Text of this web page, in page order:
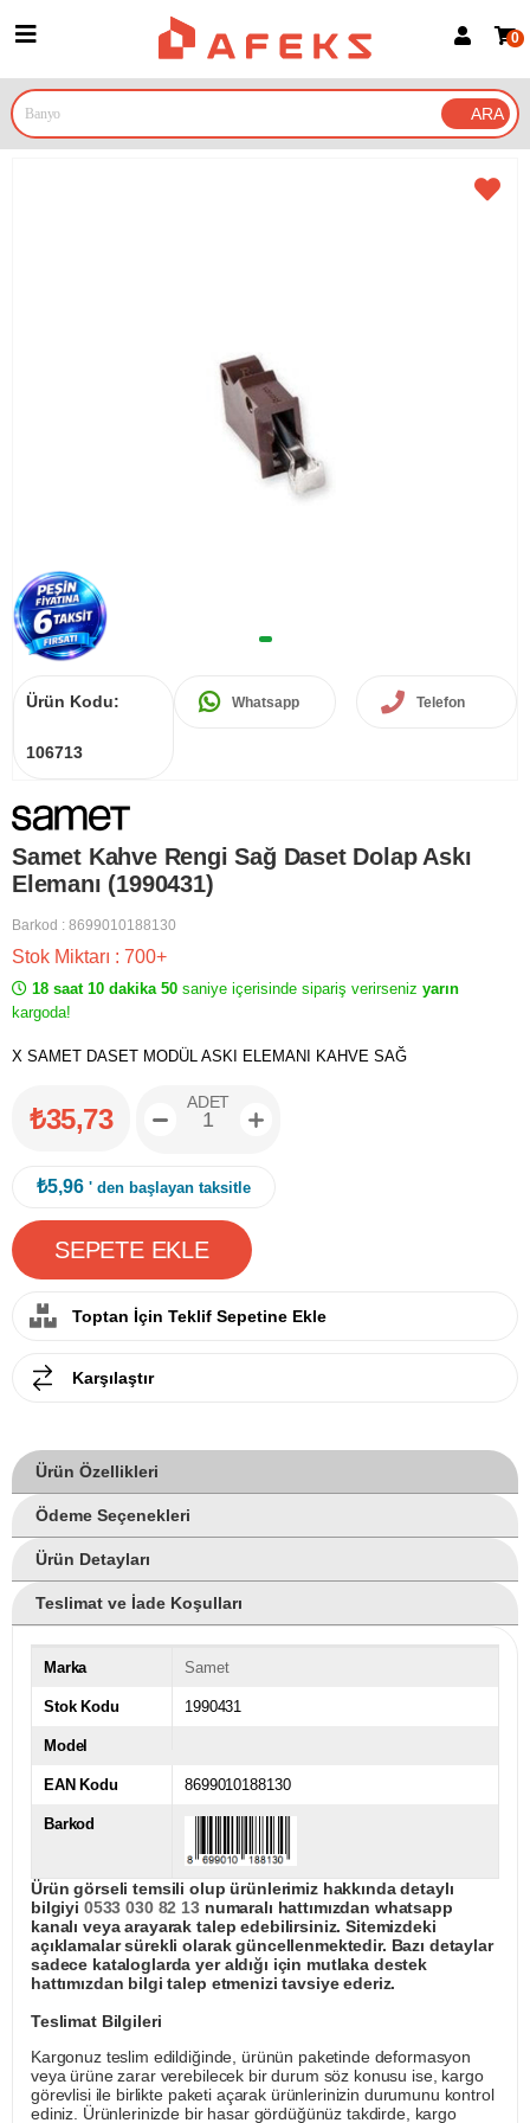
Google İle Bağlan
0
Ürün Kodu:
106713
Whatsapp Telefon
Samet Kahve Rengi Sağ Daset Dolap Askı
Elemanı (1990431)
Barkod : 8699010188130
Stok Miktarı : 700+
18 saat 10 dakika 50 saniye içerisinde sipariş verirseniz yarın
kargoda!
X SAMET DASET MODÜL ASKI ELEMANI KAHVE SAĞ
₺35,73
ADET
₺5,96 ' den başlayan taksitle
Toptan İçin Teklif Sepetine Ekle
Karşılaştır
Ürün Özellikleri
Ödeme Seçenekleri
Ürün Detayları
Teslimat ve İade Koşulları
Marka Samet
Stok Kodu 1990431
Model
EAN Kodu 8699010188130
Barkod
Ürün görseli temsili olup ürünlerimiz hakkında detaylı
bilgiyi 0533 030 82 13numaralı hattımızdan whatsapp
kanalı veya arayarak talep edebilirsiniz. Sitemizdeki
açıklamalar sürekli olarak güncellenmektedir. Bazı detaylar
sadece kataloglarda yer aldığı için mutlaka destek
hattımızdan bilgi talep etmenizi tavsiye ederiz.
Teslimat Bilgileri
Kargonuz teslim edildiğinde, ürünün paketinde deformasyon
veya ürüne zarar verebilecek bir durum söz konusu ise, kargo
görevlisi ile birlikte paketi açarak ürünlerinizin durumunu kontrol
ediniz. Ürünlerinizde bir hasar gördüğünüz takdirde, kargo